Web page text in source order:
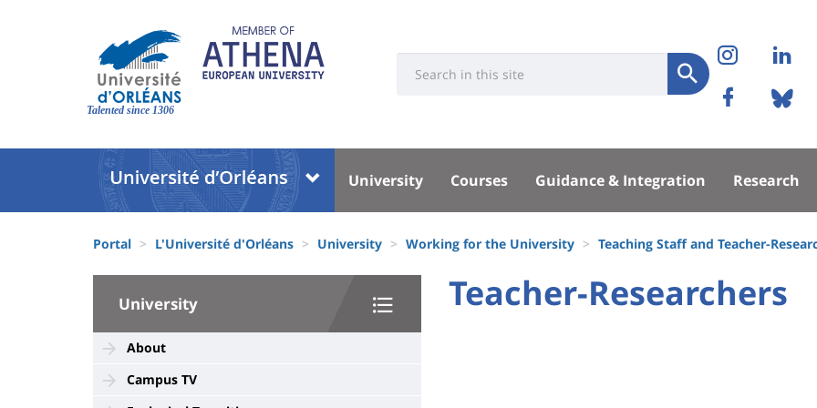
Site
Talented since 1306
Université
Submit
Réseaux
sociaux
Université
Block
liste
des
composantes
Menu
principal
University Courses Guidance & Integration Research
d'Ariane
Portal L'Université d'Orléans University Working for the University Teaching Staff and Teacher-
University
Sidebar
University
About
Campus TV
University
Titre
Teacher-Researchers